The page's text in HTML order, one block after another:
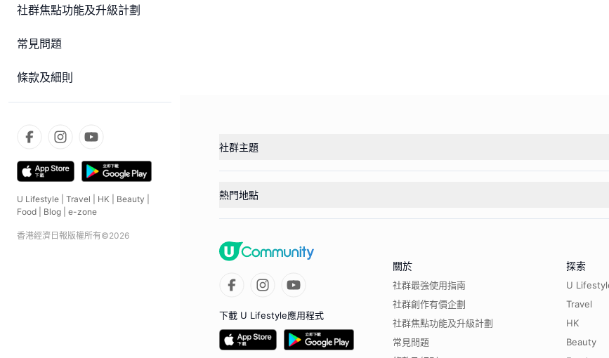
社群焦點功能及升級計劃
常見問題
條款及細則
U Lifestyle Travel HK Beauty
Food
Blog e-zone
香港經濟日報版權所有©2026
社群主題
熱門地點
下載 U Lifestyle應用程式
關於
社群最強使用指南
社群創作有價企劃
社群焦點功能及升級計劃
常見問題
探索
U
Travel
HK
Beauty